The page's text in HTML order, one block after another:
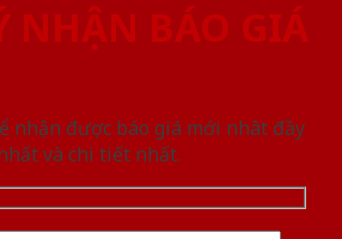
NHẬN BÁO GIÁ
nhận được báo giá mới nhât đầy
và chi tiết nhất.